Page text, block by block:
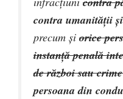
contra umanităţii
precum şi orice
instanţă penală
de război sau
persoana din